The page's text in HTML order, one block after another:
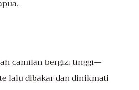
camilan bergizi tinggi—
lalu dibakar dan dinikmati